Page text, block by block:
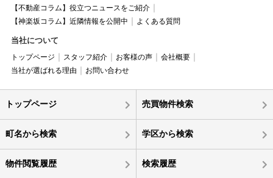
【不動産コラム】役立つニュースをご紹介
【神楽坂コラム】近隣情報を公開中
よくある質問
当社について
トップページ スタッフ紹介 お客様の声
会社概要
当社が選ばれる理由
お問い合わせ
トップページ 売買物件検索
町名から検索 学区から検索
物件閲覧履歴 検索履歴